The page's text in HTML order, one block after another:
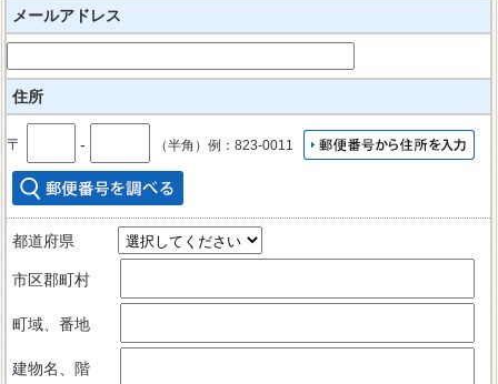
メールアドレス
住所
〒 ‐ （半角）例：823-0011
都道府県
市区郡町村
町域、番地
建物名、階